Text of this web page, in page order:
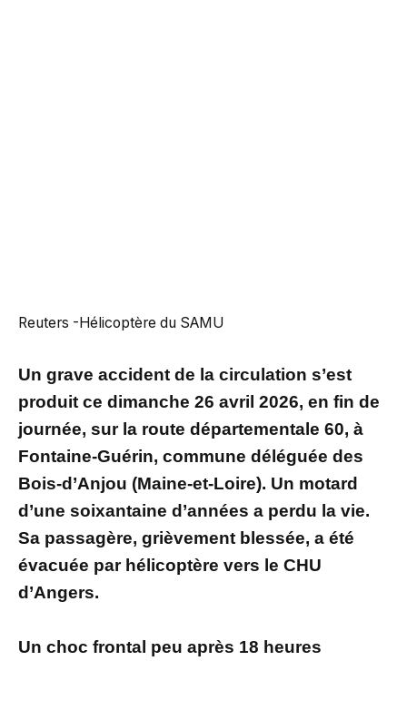
Reuters -Hélicoptère du SAMU
Un grave accident de la circulation s’est
produit ce dimanche 26 avril 2026, en fin de
journée, sur la route départementale 60, à
Fontaine-Guérin, commune déléguée des
Bois-d’Anjou (Maine-et-Loire). Un motard
d’une soixantaine d’années a perdu la vie.
Sa passagère, grièvement blessée, a été
évacuée par hélicoptère vers le CHU
d’Angers.
Un choc frontal peu après 18 heures